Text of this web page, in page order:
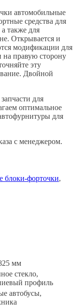
автомобильные
средства для
а также для
Открывается и
модификации для
правую сторону
эту
Двойной
для
оптимальное
для
с менеджером.
блоки-форточки,
мм
стекло,
профиль
автобусы,